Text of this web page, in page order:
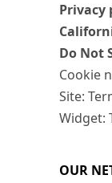
Privacy
Do Not
Cookie
Site:
Widget:
OUR